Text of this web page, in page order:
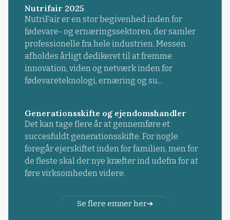
Nutrifair 2025
NutriFair er en stor begivenhed inden for
fødevare- og ernæringssektoren, der samler
professionelle fra hele industrien. Messen
afholdes årligt dedikeret til at fremme
innovation, viden og netværk inden for
fødevareteknologi, ernæring og su...
Generationsskifte og ejendomshandler
Det kan tage flere år at gennemføre et
succesfuldt generationsskifte. For nogle
foregår ejerskiftet inden for familien, men for
de fleste skal der nye kræfter ind udefra for at
føre virksomheden videre.
Se flere emner her